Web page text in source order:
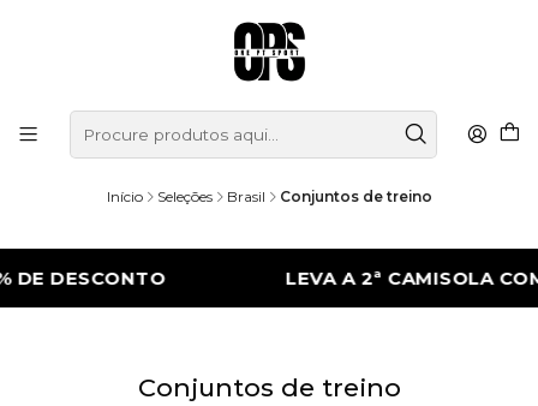
Início Seleções Brasil Conjuntos de treino
DESCONTO LEVA A 2ª CAMISOLA
Conjuntos de treino